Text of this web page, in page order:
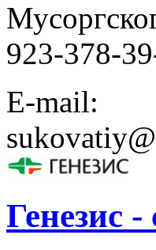
923-378-
E-mail:
Генезис